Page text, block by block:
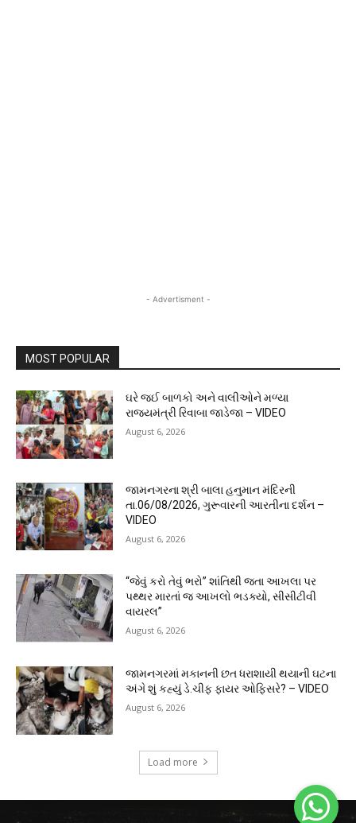
- Advertisment -
MOST POPULAR
ઘરે જઈ બાળકો અને વાલીઓને મળ્યા
રાજ્યમંત્રી રિવાબા જાડેજા – VIDEO
August 6, 2026
જામનગરના શ્રી બાલા હનુમાન મંદિરની
તા.06/08/2026, ગુરૂવારની આરતીના દર્શન –
VIDEO
August 6, 2026
“જેવું કરો તેવું ભરો” શાંતિથી જતા આખલા પર
પથ્થર મારતાં જ આખલો ભડક્યો, સીસીટીવી
વાયરલ”
August 6, 2026
જામનગરમાં મકાનની છત ધરાશાયી થયાની ઘટના
અંગે શું કહ્યું ડે.ચીફ ફાયર ઓફિસરે? – VIDEO
August 6, 2026
Load more